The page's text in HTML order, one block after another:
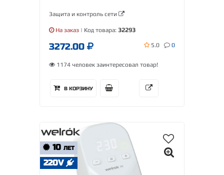
Защита и контроль сети
На заказ | Код товара: 32293
3272.00 5.0 0
1174 человек заинтересовал товар!
В КОРЗИНУ
10 ЛЕТ
220V